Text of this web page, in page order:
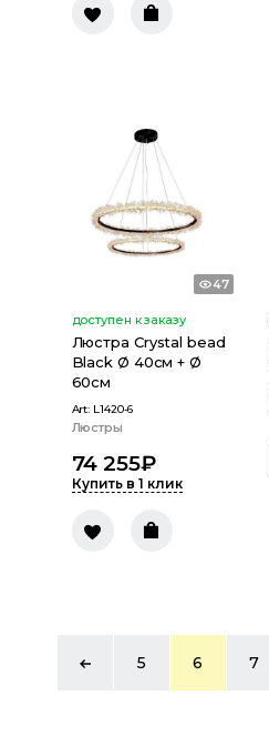
47
доступен к заказу
Люстра Crystal bead
Black Ø 40см + Ø
60см
Art: L1420-6
Люстры
74 255₽
Купить в 1 клик
5 6 7